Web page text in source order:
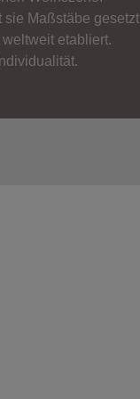
sie Maßstäbe gesetzt
etabliert.